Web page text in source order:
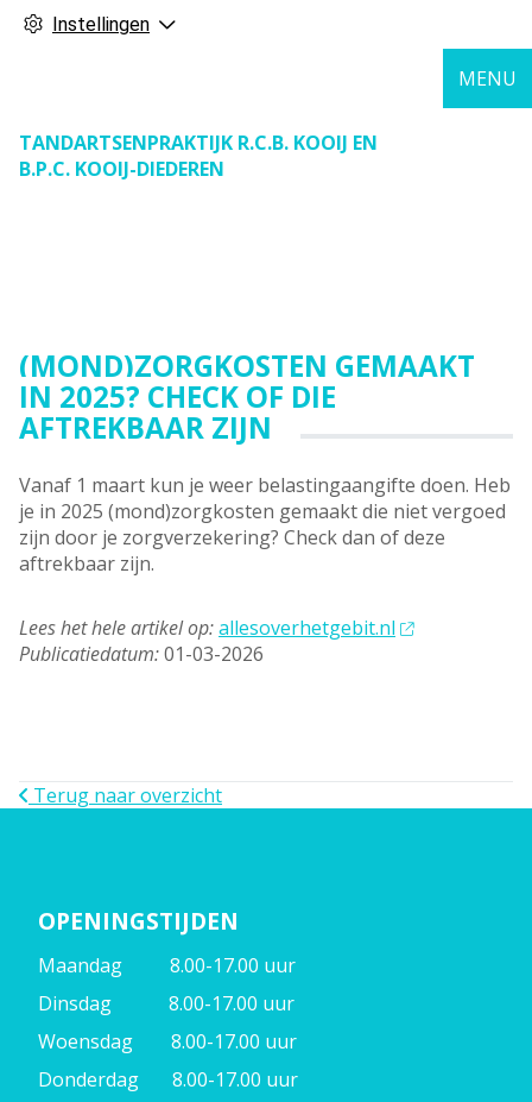
Instellingen
TANDARTSENPRAKTIJK R.C.B. KOOIJ EN
B.P.C. KOOIJ-DIEDEREN
MENU
(MOND)ZORGKOSTEN GEMAAKT
IN 2025? CHECK OF DIE
AFTREKBAAR ZIJN
Vanaf 1 maart kun je weer belastingaangifte doen. Heb
je in 2025 (mond)zorgkosten gemaakt die niet vergoed
zijn door je zorgverzekering? Check dan of deze
aftrekbaar zijn.
Lees het hele artikel op:allesoverhetgebit.nl
Publicatiedatum:01-03-2026
Terug naar overzicht
OPENINGSTIJDEN
Maandag 8.00-17.00 uur
Dinsdag 8.00-17.00 uur
Woensdag 8.00-17.00 uur
Donderdag 8.00-17.00 uur